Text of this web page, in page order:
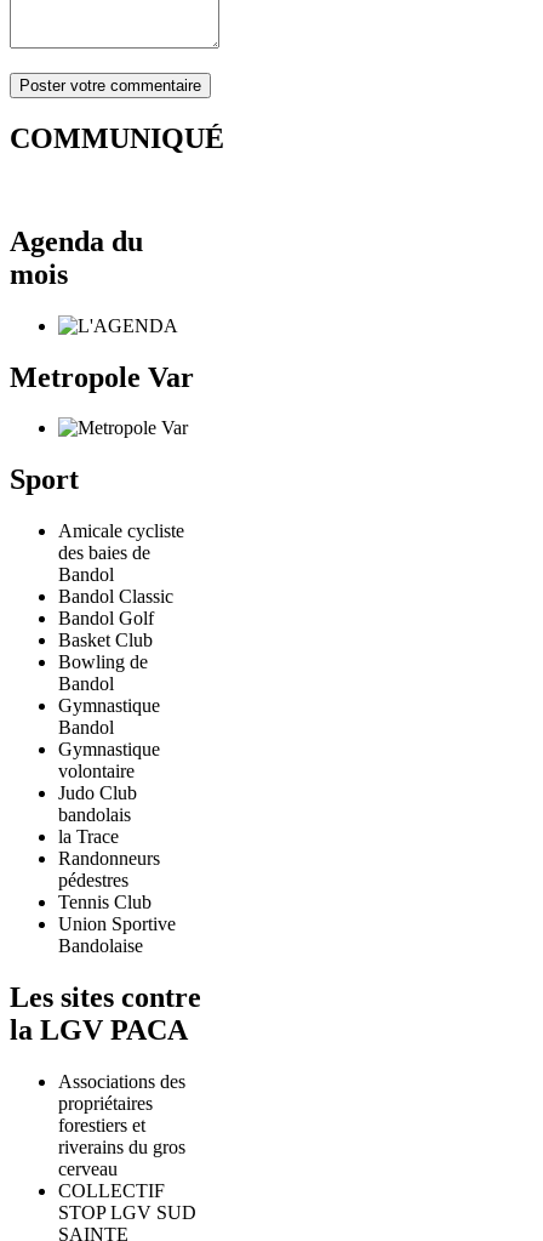
COMMUNIQUÉ
Agenda du
mois
Metropole Var
Sport
Amicale cycliste
des baies de
Bandol
Bandol Classic
Bandol Golf
Basket Club
Bowling de
Bandol
Gymnastique
Bandol
Gymnastique
volontaire
Judo Club
bandolais
la Trace
Randonneurs
pédestres
Tennis Club
Union Sportive
Bandolaise
Les sites contre
la LGV PACA
Associations des
propriétaires
forestiers et
riverains du gros
cerveau
COLLECTIF
STOP LGV SUD
SAINTE